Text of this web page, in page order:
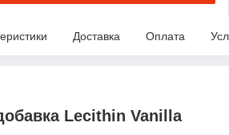
Доставка Оплата
Lecithin Vanilla